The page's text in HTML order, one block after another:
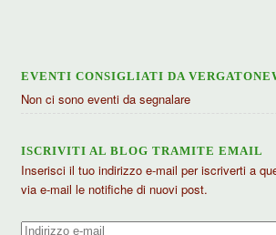
EVENTI CONSIGLIATI DA
Non ci sono eventi da segnalare
ISCRIVITI AL BLOG TRAMITE EMAIL
Inserisci il tuo indirizzo e-mail per iscriverti a
via e-mail le notifiche di nuovi post.
Indirizzo